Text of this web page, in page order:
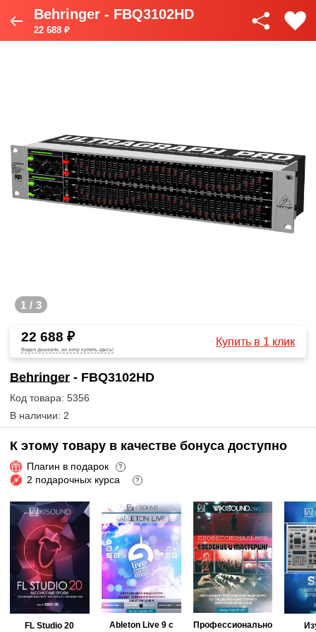
Behringer - FBQ3102HD
22 688 ₽
1 / 3
22 688 ₽
Видел дешевле, но хочу купить здесь!
Купить в 1 клик
Behringer - FBQ3102HD
Код товара: 5356
В наличии: 2
К этому товару в качестве бонуса доступно
Плагин в подарок ?
2 подарочных курса ?
FL Studio 20
Ableton Live 9 с
Профессионально